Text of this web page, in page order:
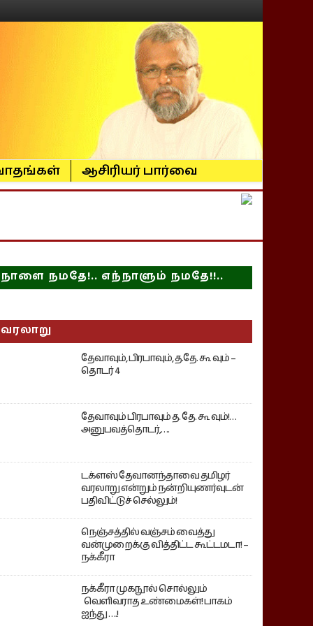
ஆசிரியர் பார்வை
நாளை நமதே!.. எந்நாளும் நமதே!!..
வரலாறு
தேவாவும், பிரபாவும், த.தே. கூ வும் –
தொடர் 4
தேவாவும் பிரபாவும் த. தே. கூ வும்!…
அனுபவத்தொடர்,….
டக்ளஸ் தேவானந்தாவை தமிழர்
வரலாறு என்றும் நன்றியுணர்வுடன்
பதிவிட்டுச் செல்லும்!
நெஞ்சத்தில் வஞ்சம் வைத்து
வன்முறைக்கு வித்திட்ட கூட்டமடா! –
நக்கீரா
நக்கீரா முகநூல் சொல்லும்
வெளிவராத உண்மைகள்! பாகம்
ஐந்து ….!